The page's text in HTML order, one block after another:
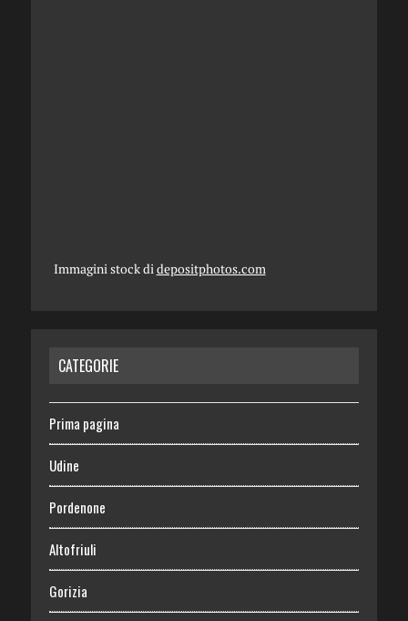
Immagini stock di depositphotos.com
CATEGORIE
Prima pagina
Udine
Pordenone
Altofriuli
Gorizia